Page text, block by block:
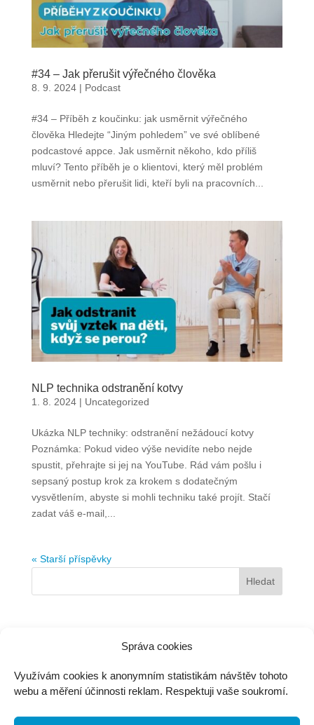
Správa cookies
Využívám cookies k anonymním statistikám návštěv tohoto
webu a měření účinnosti reklam. Respektuji vaše soukromí.
#34 – Jak přerušit výřečného člověka
8. 9. 2024| Podcast
#34 – Příběh z koučinku: jak usměrnit výřečného
člověka Hledejte “Jiným pohledem” ve své oblíbené
podcastové appce. Jak usměrnit někoho, kdo příliš
mluví? Tento příběh je o klientovi, který měl problém
usměrnit nebo přerušit lidi, kteří byli na pracovních...
NLP technika odstranění kotvy
1. 8. 2024| Uncategorized
Ukázka NLP techniky: odstranění nežádoucí kotvy
Poznámka: Pokud video výše nevidíte nebo nejde
spustit, přehrajte si jej na YouTube. Rád vám pošlu i
sepsaný postup krok za krokem s dodatečným
vysvětlením, abyste si mohli techniku také projít. Stačí
zadat váš e-mail,...
« Starší příspěvky
Jiří Martišek